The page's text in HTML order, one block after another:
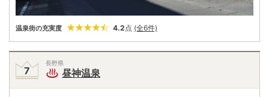
温泉街の充実度 4.2点 (全6件)
長野県
昼神温泉